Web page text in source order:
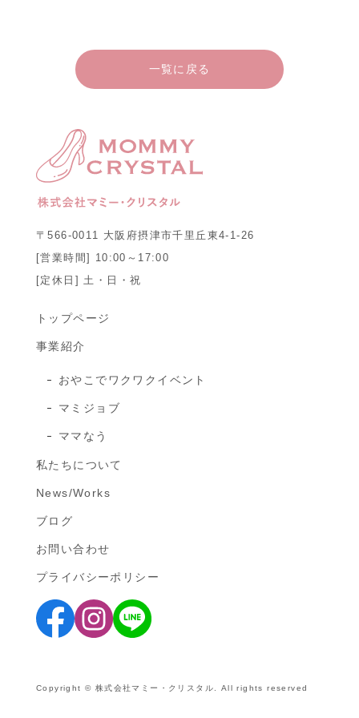
一覧に戻る
〒566-0011 大阪府摂津市千里丘東4-1-26
[営業時間] 10:00～17:00
[定休日] 土・日・祝
トップページ
事業紹介
おやこでワクワクイベント
マミジョブ
ママなう
私たちについて
News/Works
ブログ
お問い合わせ
プライバシーポリシー
Copyright © 株式会社マミー・クリスタル. All rights reserved